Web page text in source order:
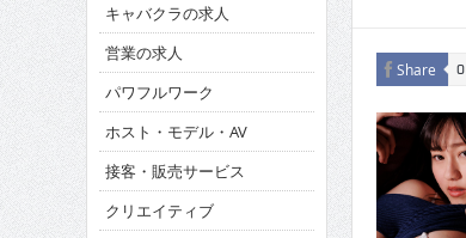
Share 0
キャバクラの求人
営業の求人
パワフルワーク
ホスト・モデル・AV
接客・販売サービス
クリエイティブ